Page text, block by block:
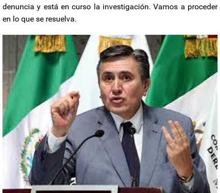
denuncia y está en curso la investigación. Vamos a proceder
en lo que se resuelva.